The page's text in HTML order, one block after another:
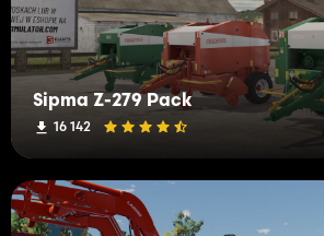
Sipma Z-279 Pack
16 142